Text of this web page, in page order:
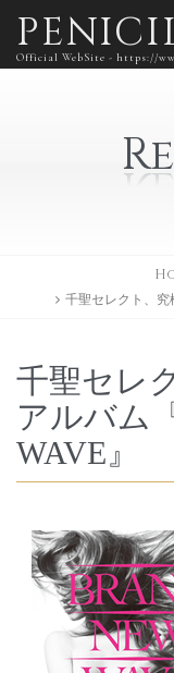
Official WebSite - https://
千聖セレクト、究
千聖セレ
アルバム
WAVE』